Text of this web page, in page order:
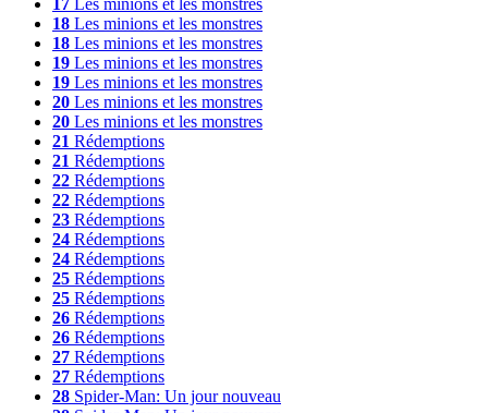
17 Les minions et les monstres
18 Les minions et les monstres
18 Les minions et les monstres
19 Les minions et les monstres
19 Les minions et les monstres
20 Les minions et les monstres
20 Les minions et les monstres
21 Rédemptions
21 Rédemptions
22 Rédemptions
22 Rédemptions
23 Rédemptions
24 Rédemptions
24 Rédemptions
25 Rédemptions
25 Rédemptions
26 Rédemptions
26 Rédemptions
27 Rédemptions
27 Rédemptions
28 Spider-Man: Un jour nouveau